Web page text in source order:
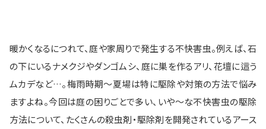
暖かくなるにつれて、庭や家周りで発生する不快害虫。例えば、石
の下にいるナメクジやダンゴムシ、庭に巣を作るアリ、花壇に這う
ムカデなど…。梅雨時期～夏場は特に駆除や対策の方法で悩み
ますよね。今回は庭の困りごとで多い、いや～な不快害虫の駆除
方法について、たくさんの殺虫剤・駆除剤を開発されているアース